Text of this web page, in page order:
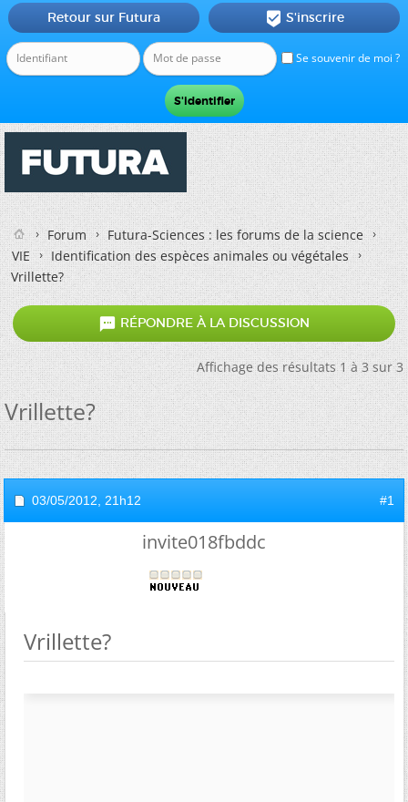
Se souvenir de moi ?
Retour sur Futura  S'inscrire
Forum
Futura-Sciences : les forums de la science
VIE
Identification des espèces animales ou végétales
Vrillette?
 RÉPONDRE À LA DISCUSSION
Affichage des résultats 1 à 3 sur 3
Vrillette?
03/05/2012, 21h12 #1
invite018fbddc
Vrillette?